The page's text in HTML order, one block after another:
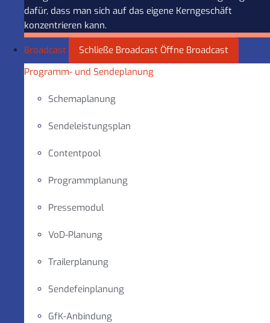
dafür, dass man sich auf das eigene Kerngeschäft
konzentrieren kann.
Broadcast Schließe Broadcast Öffne Broadcast
Programm- und Sendeplanung
Schemaplanung
Sendeleistungsplan
Contentpool
Programmplanung
Pressemodul
VoD-Planung
Trailerplanung
Sendefeinplanung
GfK-Anbindung